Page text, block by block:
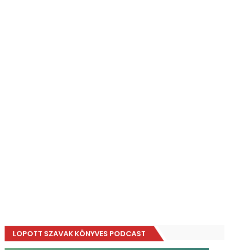
LOPOTT SZAVAK KÖNYVES PODCAST